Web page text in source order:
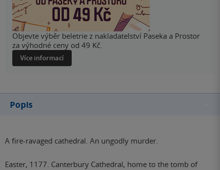
Objevte výběr beletrie z nakladatelství Paseka a Prostor
za výhodné ceny od 49 Kč.
Více informací
Popis
A fire-ravaged cathedral. An ungodly murder.
Easter, 1177. Canterbury Cathedral, home to the tomb of